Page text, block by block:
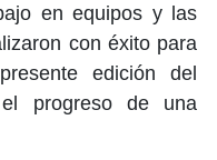
en equipos y las
con éxito para
edición del
progreso de una